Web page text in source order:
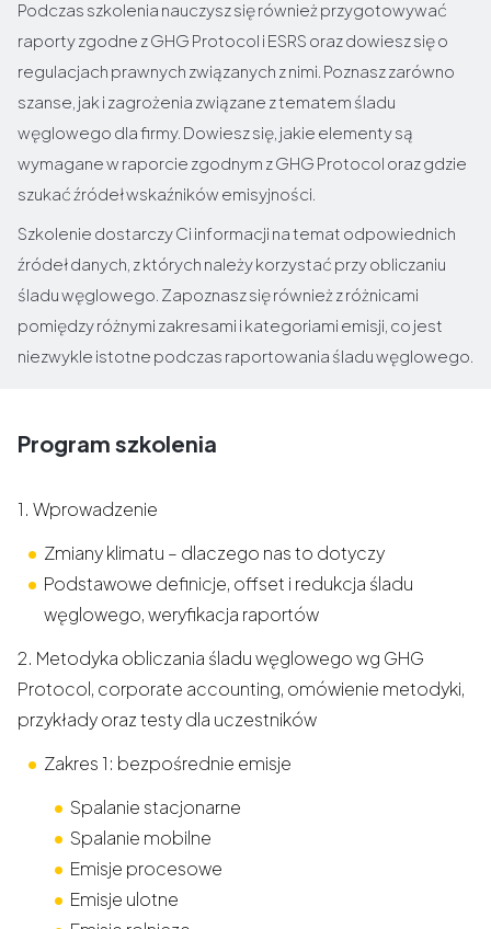
Podczas szkolenia nauczysz się również przygotowywać
raporty zgodne z GHG Protocol i ESRS oraz dowiesz się o
regulacjach prawnych związanych z nimi. Poznasz zarówno
szanse, jak i zagrożenia związane z tematem śladu
węglowego dla firmy. Dowiesz się, jakie elementy są
wymagane w raporcie zgodnym z GHG Protocol oraz gdzie
szukać źródeł wskaźników emisyjności.
Szkolenie dostarczy Ci informacji na temat odpowiednich
źródeł danych, z których należy korzystać przy obliczaniu
śladu węglowego. Zapoznasz się również z różnicami
pomiędzy różnymi zakresami i kategoriami emisji, co jest
niezwykle istotne podczas raportowania śladu węglowego.
Program szkolenia
1. Wprowadzenie
Zmiany klimatu – dlaczego nas to dotyczy
Podstawowe definicje, offset i redukcja śladu
węglowego, weryfikacja raportów
2. Metodyka obliczania śladu węglowego wg GHG
Protocol, corporate accounting, omówienie metodyki,
przykłady oraz testy dla uczestników
Zakres 1: bezpośrednie emisje
Spalanie stacjonarne
Spalanie mobilne
Emisje procesowe
Emisje ulotne